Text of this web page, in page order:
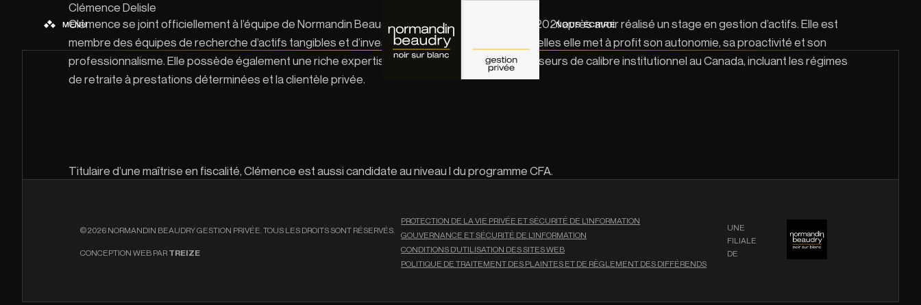
MENU NOUS ÉCRIRE
Clémence Delisle
Clémence se joint officiellement à l’équipe de Normandin Beaudry Gestion Privée à l’automne 2021 après avoir réalisé un stage en gestion d’actifs. Elle est
membre des équipes de recherche d’actifs tangibles et d’investissement durable dans lesquelles elle met à profit son autonomie, sa proactivité et son
professionnalisme. Elle possède également une riche expertise dans le domaine des investisseurs de calibre institutionnel au Canada, incluant les régimes
de retraite à prestations déterminées et la clientèle privée.
Titulaire d’une maîtrise en fiscalité, Clémence est aussi candidate au niveau I du programme CFA.
© 2026 NORMANDIN BEAUDRY GESTION PRIVÉE. TOUS LES DROITS SONT RÉSERVÉS.
CONCEPTION WEB PAR TREIZE
PROTECTION DE LA VIE PRIVÉE ET SÉCURITÉ DE L’INFORMATION
GOUVERNANCE ET SÉCURITÉ DE L’INFORMATION
CONDITIONS D’UTILISATION DES SITES WEB
POLITIQUE DE TRAITEMENT DES PLAINTES ET DE RÈGLEMENT DES DIFFÉRENDS
UNE
FILIALE
DE